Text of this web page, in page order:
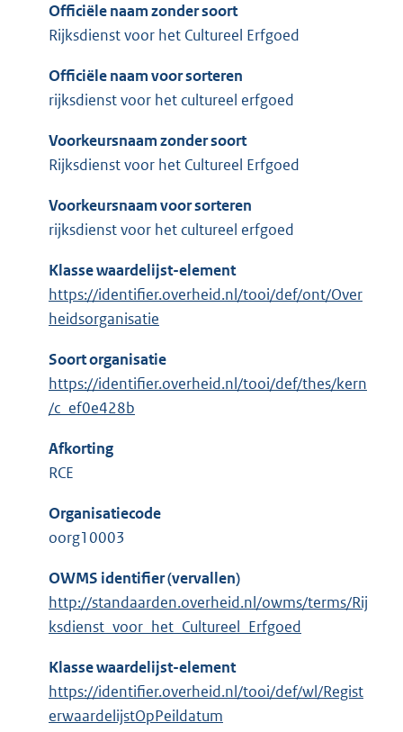
Officiële naam zonder soort
Rijksdienst voor het Cultureel Erfgoed
Officiële naam voor sorteren
rijksdienst voor het cultureel erfgoed
Voorkeursnaam zonder soort
Rijksdienst voor het Cultureel Erfgoed
Voorkeursnaam voor sorteren
rijksdienst voor het cultureel erfgoed
Klasse waardelijst-element
https://identifier.overheid.nl/tooi/def/ont/Over
heidsorganisatie
Soort organisatie
https://identifier.overheid.nl/tooi/def/thes/kern
/c_ef0e428b
Afkorting
RCE
Organisatiecode
oorg10003
OWMS identifier (vervallen)
http://standaarden.overheid.nl/owms/terms/Rij
ksdienst_voor_het_Cultureel_Erfgoed
Klasse waardelijst-element
https://identifier.overheid.nl/tooi/def/wl/Regist
erwaardelijstOpPeildatum